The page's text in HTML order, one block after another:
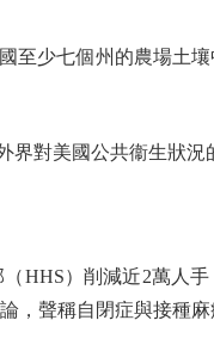
少七個州的農場土壤
對美國公共衞生狀況
HHS）削減近2萬人手
，聲稱自閉症與接種